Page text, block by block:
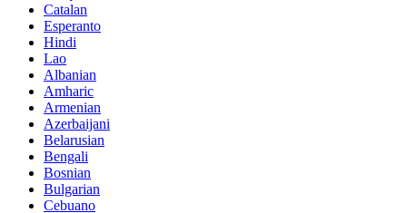
Catalan
Esperanto
Hindi
Lao
Albanian
Amharic
Armenian
Azerbaijani
Belarusian
Bengali
Bosnian
Bulgarian
Cebuano